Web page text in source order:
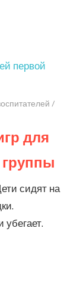
/
для
сидят на
убегает.